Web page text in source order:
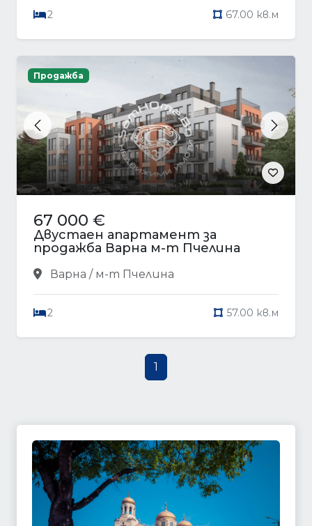
2 67.00 кв.м
Previous Next
Продажба
67 000 €
Двустаен апартамент за
продажба Варна м-т Пчелина
Варна / м-т Пчелина
2 57.00 кв.м
1